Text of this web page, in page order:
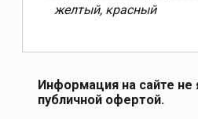
желтый, красный
Информация на сайте не
публичной офертой.